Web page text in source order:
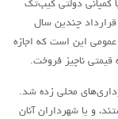
کمپانی دولتی کیب‌تک
چندین سال
این ‌است که اجازه
ناچیز فروخت.
محلی زده شد.
و یا شهرداران آنان